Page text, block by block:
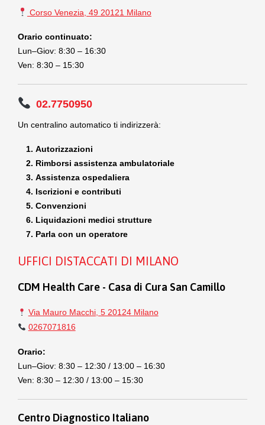
Corso Venezia, 49 20121 Milano
Orario continuato:
Lun–Giov: 8:30 – 16:30
Ven: 8:30 – 15:30
02.7750950
Un centralino automatico ti indirizzerà:
Autorizzazioni
Rimborsi assistenza ambulatoriale
Assistenza ospedaliera
Iscrizioni e contributi
Convenzioni
Liquidazioni medici strutture
Parla con un operatore
UFFICI DISTACCATI DI MILANO
CDM Health Care - Casa di Cura San Camillo
Via Mauro Macchi, 5 20124 Milano
0267071816
Orario:
Lun–Giov: 8:30 – 12:30 / 13:00 – 16:30
Ven: 8:30 – 12:30 / 13:00 – 15:30
Centro Diagnostico Italiano